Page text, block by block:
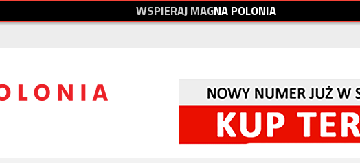
WSPIERAJMAGNAPOLONIA